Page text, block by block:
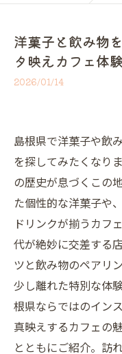
洋菓子と飲み物
タ映えカフェ体
2026/01/14
島根県で洋菓子や飲
を探してみたくなり
の歴史が息づくこの
た個性的な洋菓子や
ドリンクが揃うカフ
代が絶妙に交差する
ツと飲み物のペアリ
少し離れた特別な体
根県ならではのイン
真映えするカフェの
とともにご紹介。訪